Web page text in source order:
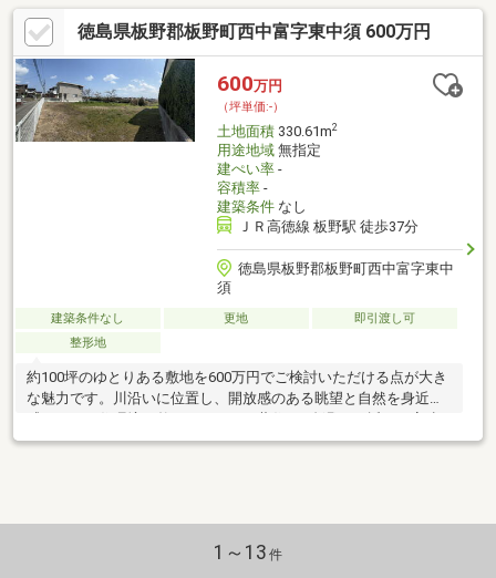
徳島県板野郡板野町西中富字東中須 600万円
600万円
（坪単価:-）
土地面積330.61m2
用途地域無指定
建ぺい率-
容積率-
建築条件なし
ＪＲ高徳線 板野駅 徒歩37分
徳島県板野郡板野町西中富字東中
須
建築条件なし 更地
即引渡し可
整形地
約100坪のゆとりある敷地を600万円でご検討いただける点が大き
な魅力です。川沿いに位置し、開放感のある眺望と自然を身近に
道路へのアクセスも良好で、県内外への移動もしやすい立地で
保できます。価格・立地・環境のバランスが取れた物件として、
ぜひ一度現地をご確認ください。1～13 件